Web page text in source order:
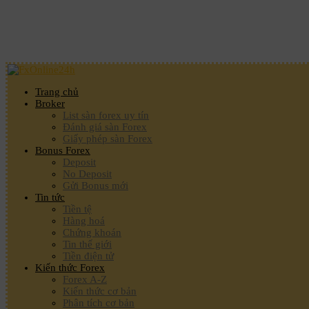
Trang chủ
Broker
List sàn forex uy tín
Đánh giá sàn Forex
Giấy phép sàn Forex
Bonus Forex
Deposit
No Deposit
Gửi Bonus mới
Tin tức
Tiền tệ
Hàng hoá
Chứng khoán
Tin thế giới
Tiền điện tử
Kiến thức Forex
Forex A-Z
Kiến thức cơ bản
Phân tích cơ bản